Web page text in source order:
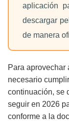
aplicación
descargar
de manera
Para
necesario
continuación, se
seguir en 2026
conforme a la